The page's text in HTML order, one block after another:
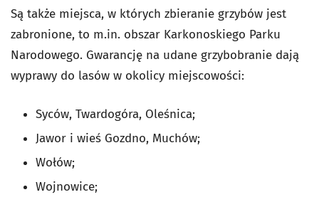
Są także miejsca, w których zbieranie grzybów jest
zabronione, to m.in. obszar Karkonoskiego Parku
Narodowego. Gwarancję na udane grzybobranie dają
wyprawy do lasów w okolicy miejscowości:
Syców, Twardogóra, Oleśnica;
Jawor i wieś Gozdno, Muchów;
Wołów;
Wojnowice;